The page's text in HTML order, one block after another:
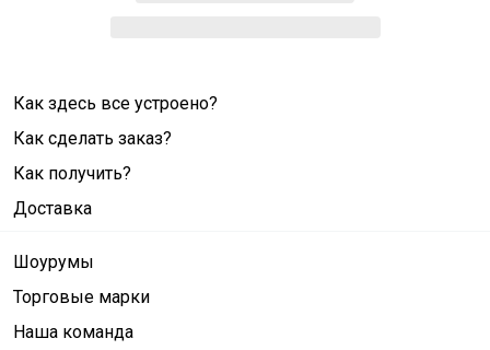
Как здесь все устроено?
Как сделать заказ?
Как получить?
Доставка
Шоурумы
Торговые марки
Наша команда